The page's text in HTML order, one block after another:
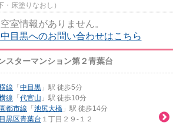
床塗りなおし）
室情報がありません。
目黒へのお問い合わせはこちら
スターマンション第２青葉台
線 「 中目黒 」駅 徒歩5分
線 「 代官山 」駅 徒歩10分
都市線 「 池尻大橋 」駅 徒歩14分
目黒区青葉台 １丁目２９-１２